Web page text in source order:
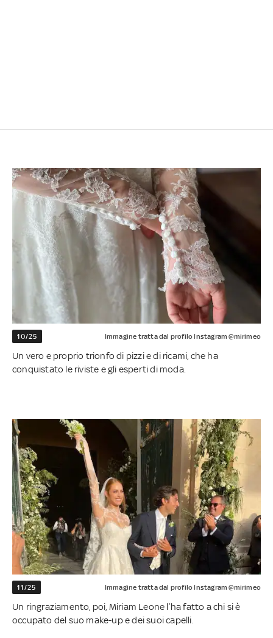
10/25 Immagine tratta dal profilo Instagram @mirimeo
Un vero e proprio trionfo di pizzi e di ricami, che ha
conquistato le riviste e gli esperti di moda.
11/25 Immagine tratta dal profilo Instagram @mirimeo
Un ringraziamento, poi, Miriam Leone l’ha fatto a chi si è
occupato del suo make-up e dei suoi capelli.